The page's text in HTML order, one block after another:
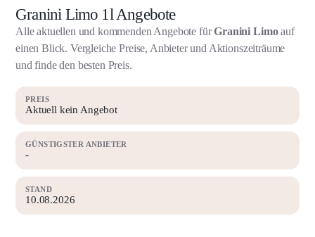
Granini Limo 1l Angebote
Alle aktuellen und kommenden Angebote fürGranini Limoauf
einen Blick. Vergleiche Preise, Anbieter und Aktionszeiträume
und finde den besten Preis.
PREIS
Aktuell kein Angebot
GÜNSTIGSTER ANBIETER
-
STAND
10.08.2026